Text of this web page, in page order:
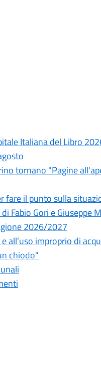
Italiana del Libro
tornano "Pagine
fare il punto sulla
Fabio Gori e Giuseppe
2026/2027
all’uso improprio di
chiodo"